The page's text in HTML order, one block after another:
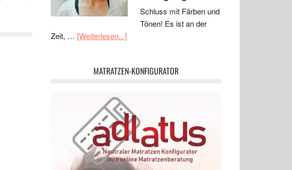
Schluss mit Färben und
Tönen! Es ist an der
Zeit, … [Weiterlesen...]
MATRATZEN-KONFIGURATOR